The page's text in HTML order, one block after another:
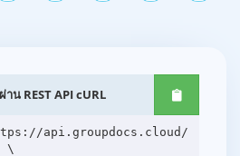
าน REST API cURL
api.groupdocs.cloud/
\